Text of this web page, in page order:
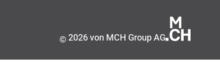
©2026 von MCH Group AG